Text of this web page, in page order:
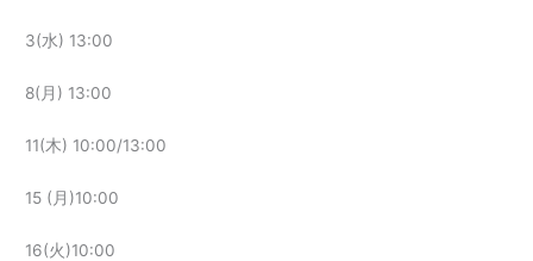
3(水) 13:00
8(月) 13:00
11(木) 10:00/13:00
15 (月)10:00
16(火)10:00